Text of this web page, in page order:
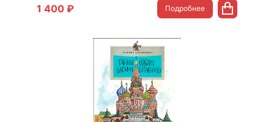
1 400 ₽ Подробнее